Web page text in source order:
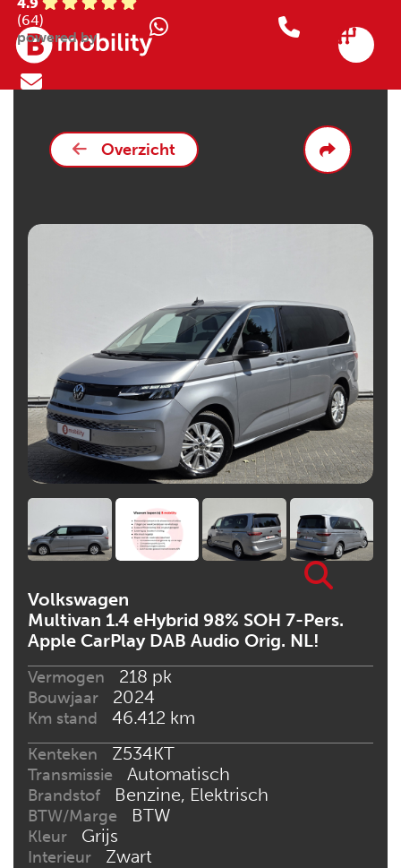
(64)
powered by
Overzicht
Volkswagen
Multivan 1.4 eHybrid 98% SOH 7-Pers.
Apple CarPlay DAB Audio Orig. NL!
Vermogen 218 pk
Bouwjaar 2024
Km stand 46.412 km
Kenteken Z534KT
Transmissie Automatisch
Brandstof Benzine, Elektrisch
BTW/Marge BTW
Kleur Grijs
Interieur Zwart